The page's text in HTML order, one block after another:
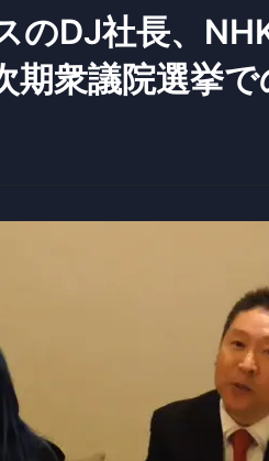
のDJ社長、
期衆議院選挙で